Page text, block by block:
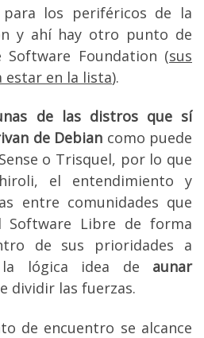
para los periféricos de la
y ahí hay otro punto de
Foundation (sus
estar en la lista).
de las distros que sí
de Debian como puede
o Trisquel, por lo que
el entendimiento y
entre comunidades que
Libre de forma
de sus prioridades a
lógica idea de aunar
dividir las fuerzas.
de encuentro se alcance